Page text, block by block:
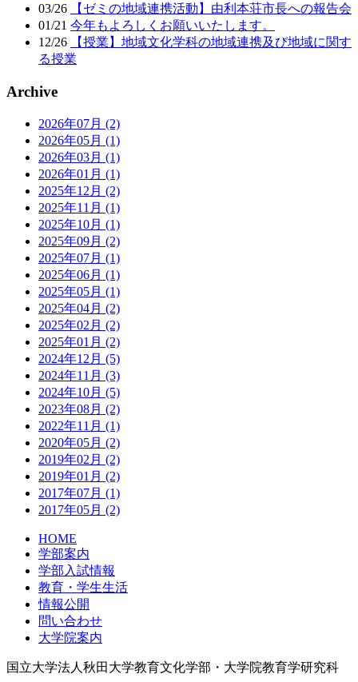
03/26
【ゼミの地域連携活動】由利本荘市長への報告会
01/21 今年もよろしくお願いいたします。
12/26
【授業】地域文化学科の地域連携及び地域に関す
る授業
Archive
2026年07月 (2)
2026年05月 (1)
2026年03月 (1)
2026年01月 (1)
2025年12月 (2)
2025年11月 (1)
2025年10月 (1)
2025年09月 (2)
2025年07月 (1)
2025年06月 (1)
2025年05月 (1)
2025年04月 (2)
2025年02月 (2)
2025年01月 (2)
2024年12月 (5)
2024年11月 (3)
2024年10月 (5)
2023年08月 (2)
2022年11月 (1)
2020年05月 (2)
2019年02月 (2)
2019年01月 (2)
2017年07月 (1)
2017年05月 (2)
HOME
学部案内
学部入試情報
教育・学生生活
情報公開
問い合わせ
大学院案内
国立大学法人秋田大学教育文化学部・大学院教育学研究科